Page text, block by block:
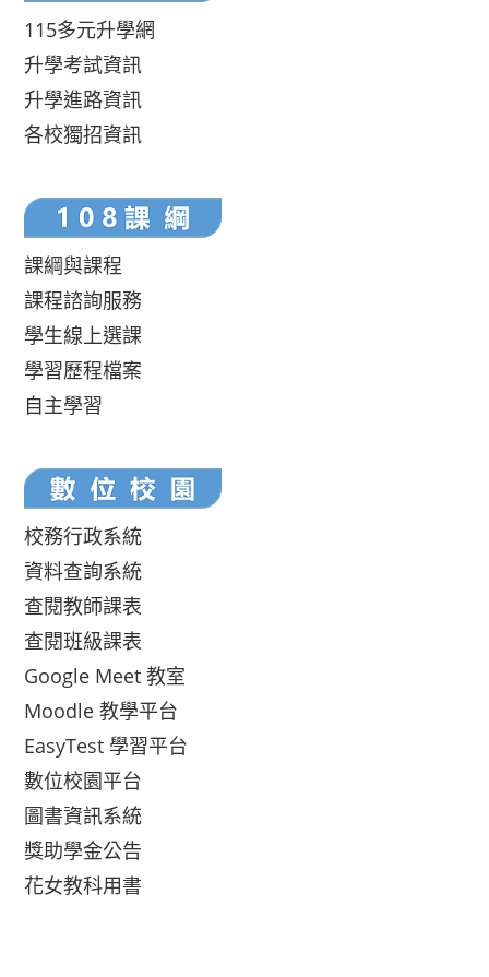
115多元升學網
升學考試資訊
升學進路資訊
各校獨招資訊
課綱與課程
課程諮詢服務
學生線上選課
學習歷程檔案
自主學習
校務行政系統
資料查詢系統
查閱教師課表
查閱班級課表
Google Meet 教室
Moodle 教學平台
EasyTest 學習平台
數位校園平台
圖書資訊系統
獎助學金公告
花女教科用書